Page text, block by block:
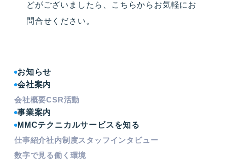
どがございましたら、こちらからお気軽にお
問合せください。
お知らせ
会社案内
会社概要CSR活動
事業案内
MMCテクニカルサービスを知る
仕事紹介社内制度スタッフインタビュー
数字で見る働く環境